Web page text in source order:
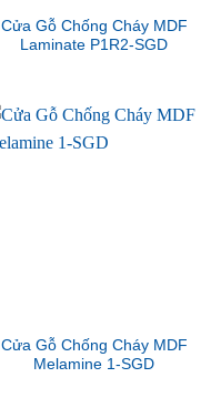
Cửa Gỗ Chống Cháy MDF
Laminate P1R2-SGD
Cửa Gỗ Chống Cháy MDF
Melamine 1-SGD